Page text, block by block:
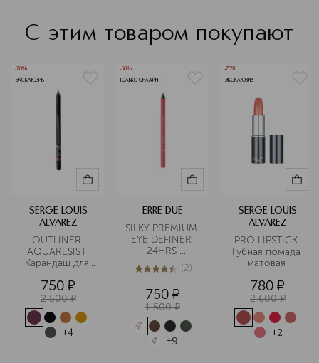
С этим товаром покупают
-70%
ЭКСКЛЮЗИВ
SERGE LOUIS
ALVAREZ
OUTLINER
AQUARESIST
Карандаш для
750 ¤
2 500 ¤
+4
-50%
ТОЛЬКО ОНЛАЙН
ERRE DUE
SILKY PREMIUM
EYE DEFINER
24HRS
Карандаш для
глаз стойкий
4.5из52 (2)
750 ¤
1 500 ¤
+9
-70%
ЭКСКЛЮЗИВ
SERGE LOUIS
ALVAREZ
PRO LIPSTICK
Губная помада
780 ¤
2 600 ¤
+2